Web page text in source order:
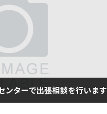
ターで出張相談を行います